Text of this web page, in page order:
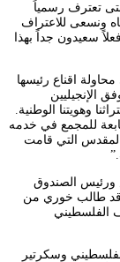
تعترف رسمياً
ونسعى للاعتراف
سعيدون جداً بهذا
اقناع رئيسها
الإنجيليين
وهويتنا الوطنية.
للمجمع في خدمه
المقدس التي قامت
ورئيس الصندوق
طالب خوري من
الفلسطيني
وسكرتير